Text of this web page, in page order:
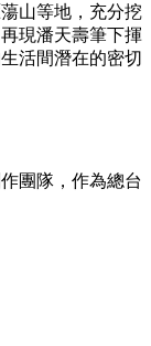
山等地，充分挖
現潘天壽筆下揮
活間潛在的密切
團隊，作為總台